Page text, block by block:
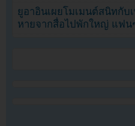
ยูอาอินเผยโมเมนต์สนิทกับ
หายจากสื่อไปพักใหญ่ แฟน